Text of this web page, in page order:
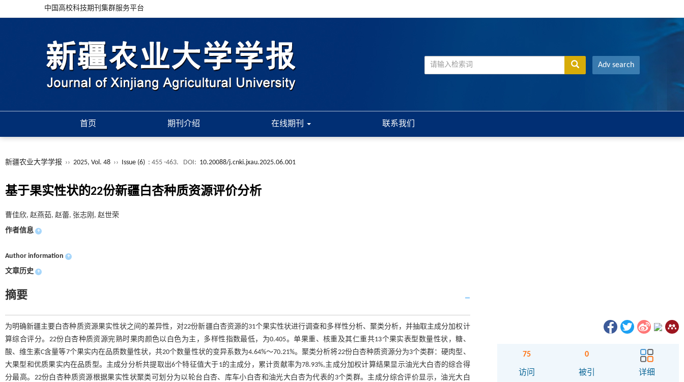
中国高校科技期刊集群服务平台
Adv search
首页 期刊介绍 在线期刊 联系我们
新疆农业大学学报 ›› 2025, Vol. 48 ›› Issue (6) : 455 -463. DOI: 10.20088/j.cnki.jxau.2025.06.001
基于果实性状的22份新疆白杏种质资源评价分析
曹佳欣, 赵燕茹, 赵蕾, 张志刚, 赵世荣
作者信息 +
Author information +
文章历史 +
摘要
为明确新疆主要白杏种质资源果实性状之间的差异性，对22份新疆白杏资源的31个果实性状进行调查和多样性分析、聚类分析，并抽取主成分加权计
算综合评分。22份白杏种质资源完熟时果肉颜色以白色为主，多样性指数最低，为0.405。单果重、核重及其仁重共13个果实表型数量性状，糖、
酸、维生素C含量等7个果实内在品质数量性状，共20个数量性状的变异系数为4.64%～70.21%。聚类分析将22份白杏种质资源分为3个类群：硬肉型、
大果型和优质果实内在品质型。主成分分析共提取出6个特征值大于1的主成分，累计贡献率为78.93%,主成分加权计算结果显示油光大白杏的综合得
分最高。22份白杏种质资源根据果实性状聚类可划分为以轮台白杏、库车小白杏和油光大白杏为代表的3个类群。主成分综合评价显示，油光大白
75
访问
0
被引 详细